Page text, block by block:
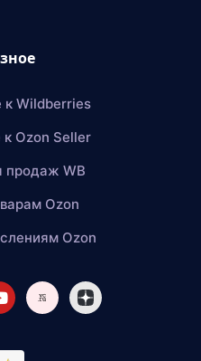
Wildberries
Ozon Seller
продаж WB
Ozon
Ozon